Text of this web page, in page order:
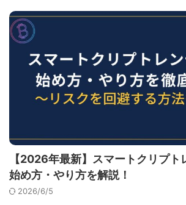
【2026年最新】スマートクリプト
始め方・やり方を解説！
2026/6/5